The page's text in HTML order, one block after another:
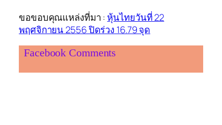
ขอขอบคุณแหล่งที่มา : หุ้นไทยวันที่ 22
พฤศจิกายน 2556 ปิดร่วง 16.79 จุด
Facebook Comments